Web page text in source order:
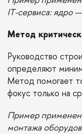
IT-сервиса: ядро
Метод
Руководство
определяют
Метод помогает
фокус только на
Пример
монтажа